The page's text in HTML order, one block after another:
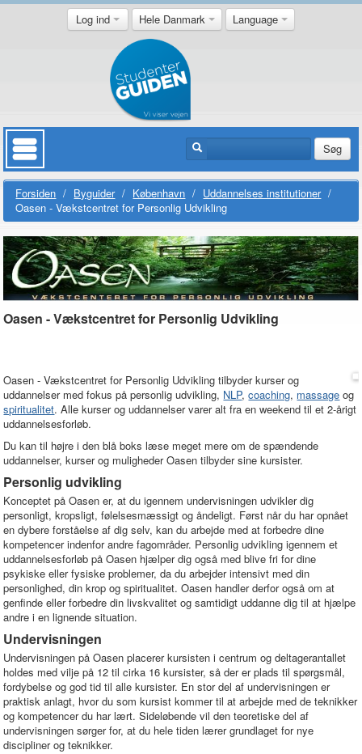
Log ind Hele Danmark Language
Søg
Forsiden / Byguider / København / Uddannelses institutioner /
Oasen - Vækstcentret for Personlig Udvikling
Oasen - Vækstcentret for Personlig Udvikling
Oasen - Vækstcentret for Personlig Udvikling tilbyder kurser og
uddannelser med fokus på personlig udvikling, NLP,coaching, massage og
spiritualitet. Alle kurser og uddannelser varer alt fra en weekend til et 2-årigt
uddannelsesforløb.
Du kan til højre i den blå boks læse meget mere om de spændende
uddannelser, kurser og muligheder Oasen tilbyder sine kursister.
Personlig udvikling
Konceptet på Oasen er, at du igennem undervisningen udvikler dig
personligt, kropsligt, følelsesmæssigt og åndeligt. Først når du har opnået
en dybere forståelse af dig selv, kan du arbejde med at forbedre dine
kompetencer indenfor andre fagområder. Personlig udvikling igennem et
uddannelsesforløb på Oasen hjælper dig også med blive fri for dine
psykiske eller fysiske problemer, da du arbejder intensivt med din
personlighed, din krop og spiritualitet. Oasen handler derfor også om at
genfinde eller forbedre din livskvalitet og samtidigt uddanne dig til at hjælpe
andre i en lignende situation.
Undervisningen
Undervisningen på Oasen placerer kursisten i centrum og deltagerantallet
holdes med vilje på 12 til cirka 16 kursister, så der er plads til spørgsmål,
fordybelse og god tid til alle kursister. En stor del af undervisningen er
praktisk anlagt, hvor du som kursist kommer til at arbejde med de teknikker
og kompetencer du har lært. Sideløbende vil den teoretiske del af
undervisningen sørger for, at du hele tiden lærer grundlaget for nye
discipliner og teknikker.